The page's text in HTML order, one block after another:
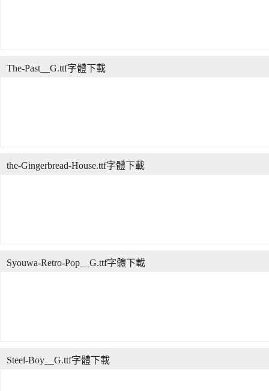
The-Past__G.ttf字體下載
the-Gingerbread-House.ttf字體下載
Syouwa-Retro-Pop__G.ttf字體下載
Steel-Boy__G.ttf字體下載